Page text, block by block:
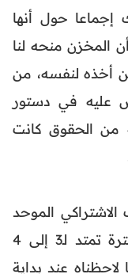
إجماعا حول أنها
المخزن منحه لنا
أخذه لنفسه، من
عليه في دستور
من الحقوق كانت
الموحد
“في مرحلة ما بعد 20 فبراير ولفترة تمتد لـ3 إلى 4
عند بداية